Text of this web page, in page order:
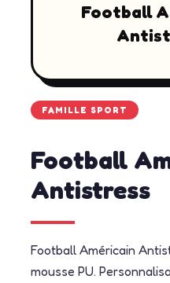
Football
FAMILLE SPORT
Football
Antistress
Football Américain
mousse PU.